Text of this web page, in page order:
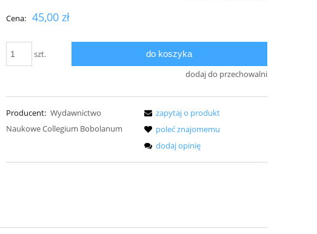
płatności
Cena: 45,00 zł
szt. do koszyka
dodaj do przechowalni
Producent: Wydawnictwo
Naukowe Collegium Bobolanum
zapytaj o produkt
poleć znajomemu
dodaj opinię